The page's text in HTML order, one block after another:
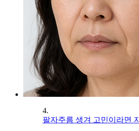
4.
팔자주름 생겨 고민이라면